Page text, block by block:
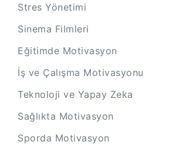
Stres Yönetimi
Sinema Filmleri
Eğitimde Motivasyon
İş ve Çalışma Motivasyonu
Teknoloji ve Yapay Zeka
Sağlıkta Motivasyon
Sporda Motivasyon